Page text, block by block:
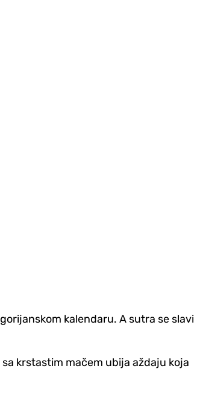
kalendaru. A sutra se slavi
krstastim mačem ubija aždaju koja